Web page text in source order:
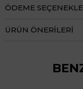
ÖDEME
ÜRÜN ÖNERILERI